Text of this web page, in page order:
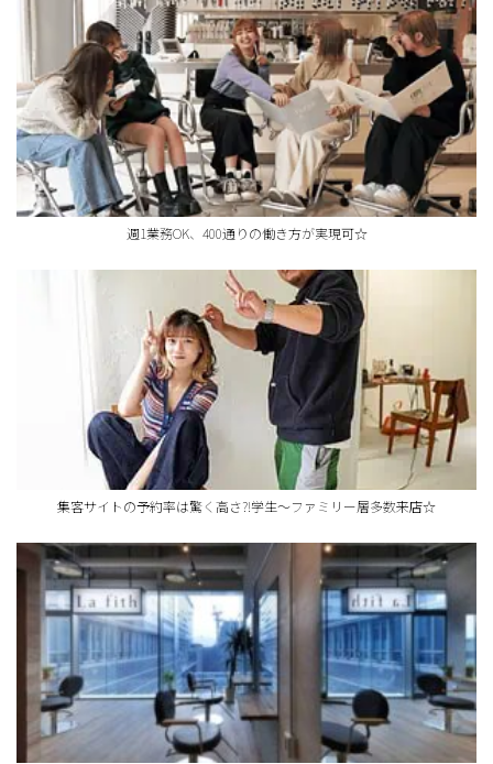
週1業務OK、400通りの働き方が実現可☆
集客サイトの予約率は驚く高さ?!学生～ファミリー層多数来店☆